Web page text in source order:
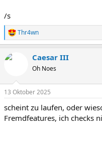
/s
R
e
k
o
n
e
n
:
Thr4wn
Caesar III
Oh Noes
13 Oktober 2025
scheint zu laufen, oder
Fremdfeatures, ich checks